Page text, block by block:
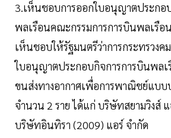
3.เห็นชอบการออกใบอนุญาตประกอ
พลเรือนคณะกรรมการการบินพลเรือ
เห็นชอบให้รัฐมนตรีว่าการกระทรวง
ใบอนุญาตประกอบกิจการการบินพลเ
ขนส่งทางอากาศเพื่อการพาณิชย์แบบ
จำนวน 2 ราย ได้แก่ บริษัทสยามวิงส์
บริษัทอินทิรา (2009) แอร์ จำกัด